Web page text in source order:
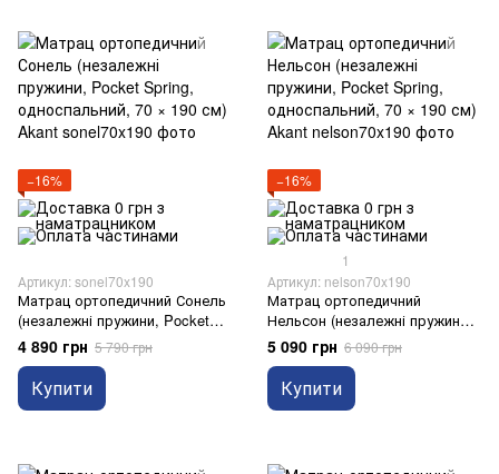
−16%
Артикул: sonel70x190
Матрац ортопедичний Сонель
(незалежні пружини, Pocket
Spring, односпальний, 70 × 190
см) Akant
4 890 грн 5 790 грн
Купити
−16%
1
Артикул: nelson70x190
Матрац ортопедичний
Нельсон (незалежні пружини,
Pocket Spring, односпальний,
70 × 190 см) Akant
5 090 грн 6 090 грн
Купити